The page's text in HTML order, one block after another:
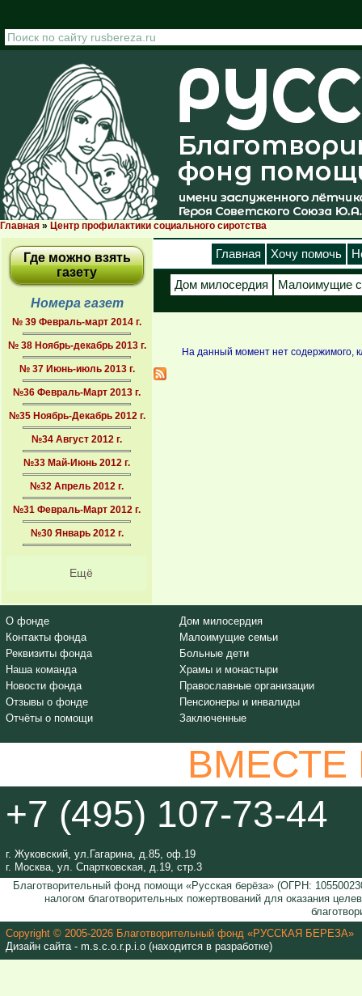
Вы здесь
Главная » Центр профилактики социального сиротства
Где можно взять
газету
Номера газет
№ 39 Февраль-март 2014 г.
№ 38 Ноябрь-декабрь 2013 г.
№ 37 Июнь-июль 2013 г.
№36 Февраль-Март 2013 г.
№35 Ноябрь-Декабрь 2012 г.
№34 Август 2012 г.
№33 Май-Июнь 2012 г.
№32 Апрель 2012 г.
№31 Февраль-Март 2012 г.
№30 Январь 2012 г.
Ещё
Главная Хочу помочь
Дом милосердия Малоимущие
На данный момент нет содержимого,
О фонде
Контакты фонда
Реквизиты фонда
Наша команда
Новости фонда
Отзывы о фонде
Отчёты о помощи
Дом милосердия
Малоимущие семьи
Больные дети
Храмы и монастыри
Православные организации
Пенсионеры и инвалиды
Заключенные
+7 (495) 107-73-44
г. Жуковский, ул.Гагарина, д.85, оф.19
г. Москва, ул. Спартковская, д.19, стр.3
Благотворительный фонд помощи «Русская берёза» (ОГРН:
налогом благотворительных пожертвований для оказания
Copyright © 2005-2026 Благотворительный фонд «РУССКАЯ БЕРЕЗА»
Дизайн сайта - m.s.c.o.r.p.i.o (находится в разработке)